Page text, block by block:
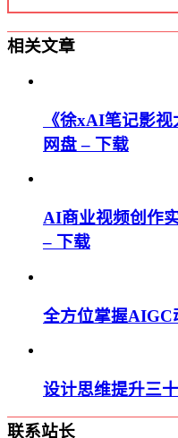
相关文章
《徐xAI笔记影
网盘 – 下载
AI商业视频创作
– 下载
全方位掌握AIGC
设计思维提升三
联系站长